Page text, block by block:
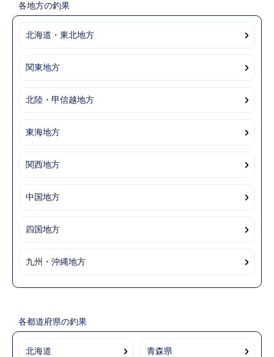
各地方の釣果
北海道・東北地方
関東地方
北陸・甲信越地方
東海地方
関西地方
中国地方
四国地方
九州・沖縄地方
各都道府県の釣果
北海道 青森県